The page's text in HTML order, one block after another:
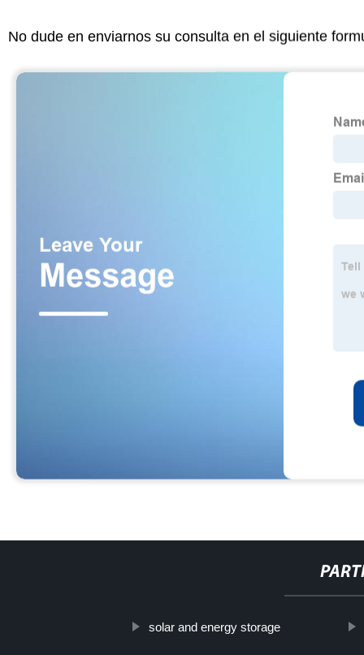
No dude en enviarnos su consulta en el siguiente
solar and energy storage